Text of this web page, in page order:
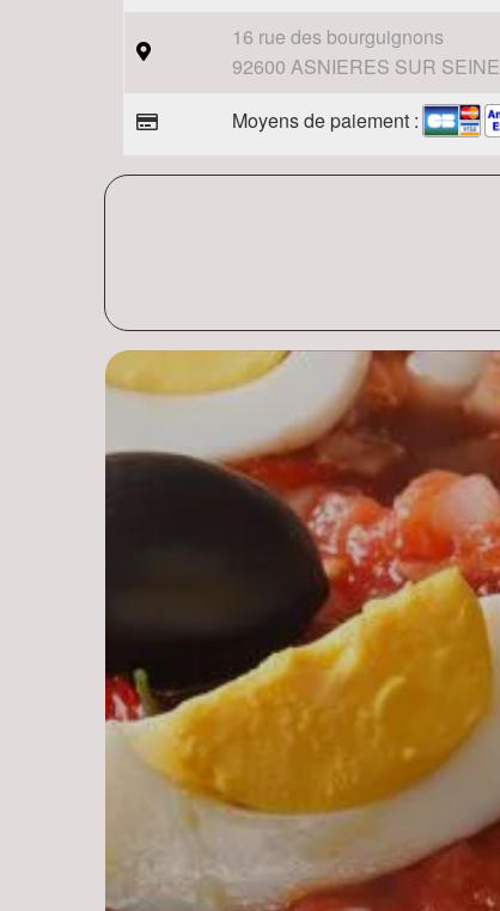
16 rue des bourguignons
92600 ASNIERES SUR SEINE
Moyens de paiement :